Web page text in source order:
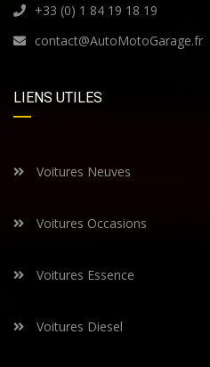
+33 (0) 1 84 19 18 19
contact@AutoMotoGarage.fr
LIENS UTILES
Voitures Neuves
Voitures Occasions
Voitures Essence
Voitures Diesel